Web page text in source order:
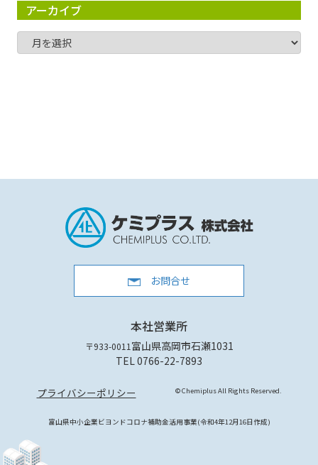
アーカイブ
お問合せ
本社営業所
〒933-0011 富山県高岡市石瀬1031
TEL 0766-22-7893
プライバシーポリシー © Chemiplus All Rights Reserved.
富山県中小企業ビヨンドコロナ補助金活用事業(令和4年12月16日作成)